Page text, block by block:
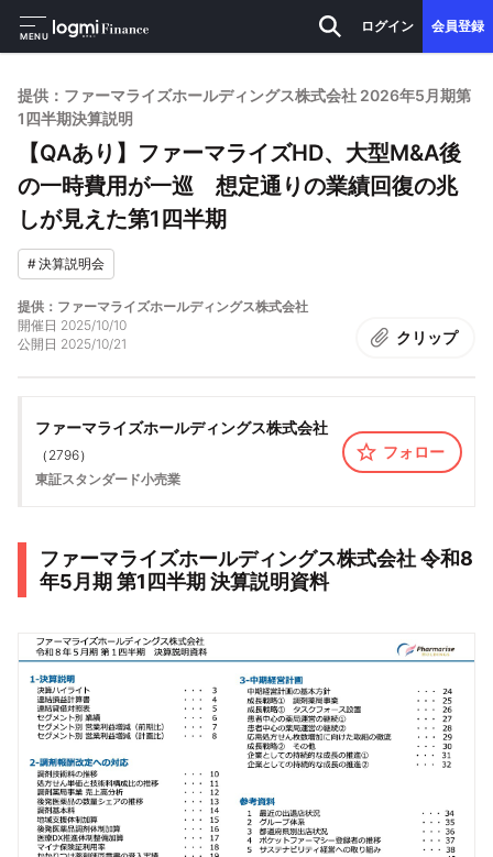
MENU
ログイン 会員登録
提供：ファーマライズホールディングス株式会社 2026年5月期第
1四半期決算説明
【QAあり】ファーマライズHD、大型M&A後
の一時費用が一巡 想定通りの業績回復の兆
しが見えた第1四半期
#決算説明会
提供：ファーマライズホールディングス株式会社
開催日 2025/10/10
公開日 2025/10/21 クリップ
ファーマライズホールディングス株式会社
（ 2796）
東証スタンダード小売業
フォロー
ファーマライズホールディングス株式会社 令和8
年5月期 第1四半期 決算説明資料